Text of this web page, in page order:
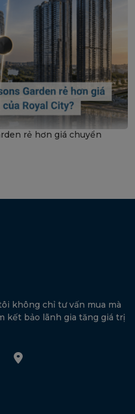
rẻ hơn giá chuyển
không chỉ tư vấn mua mà
kết bảo lãnh gia tăng giá trị